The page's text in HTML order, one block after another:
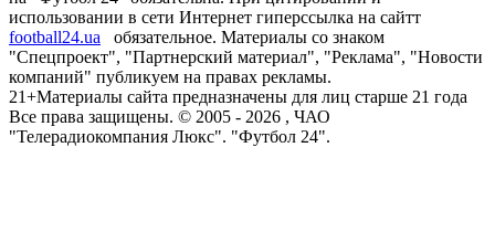
использовании в сети Интернет гиперссылка на сайтт
football24.ua
обязательное. Материалы со знаком
"Спецпроект", "Партнерский материал", "Реклама", "Новости
компаний" публикуем на правах рекламы.
21+Материалы сайта предназначены для лиц старше 21 года
Все права защищены. © 2005 - 2026 , ЧАО
"Телерадиокомпания Люкс". "Футбол 24".